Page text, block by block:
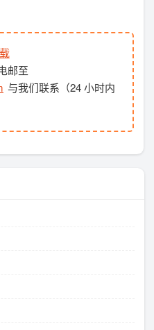
邮至
与我们联系（24 小时内